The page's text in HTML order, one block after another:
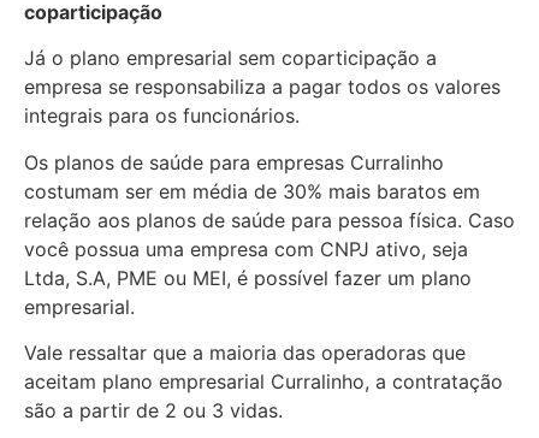
coparticipação
Já o plano empresarial sem coparticipação a
empresa se responsabiliza a pagar todos os valores
integrais para os funcionários.
Os planos de saúde para empresas Curralinho
costumam ser em média de 30% mais baratos em
relação aos planos de saúde para pessoa física. Caso
você possua uma empresa com CNPJ ativo, seja
Ltda, S.A, PME ou MEI, é possível fazer um plano
empresarial.
Vale ressaltar que a maioria das operadoras que
aceitam plano empresarial Curralinho, a contratação
são a partir de 2 ou 3 vidas.